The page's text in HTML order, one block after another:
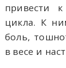
привести
цикла. К
боль,
в весе и